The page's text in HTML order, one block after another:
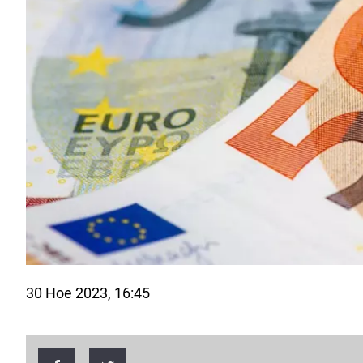
30 Ное 2023, 16:45